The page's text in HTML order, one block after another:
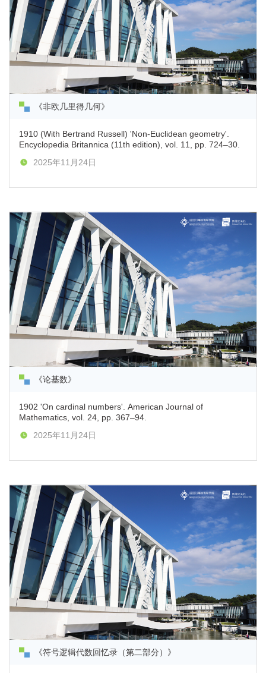
《非欧几里得几何》
1910 (With Bertrand Russell) 'Non-Euclidean geometry'.
Encyclopedia Britannica (11th edition), vol. 11, pp. 724–30.
2025年11月24日
《论基数》
1902 'On cardinal numbers'. American Journal of
Mathematics, vol. 24, pp. 367–94.
2025年11月24日
《符号逻辑代数回忆录（第二部分）》